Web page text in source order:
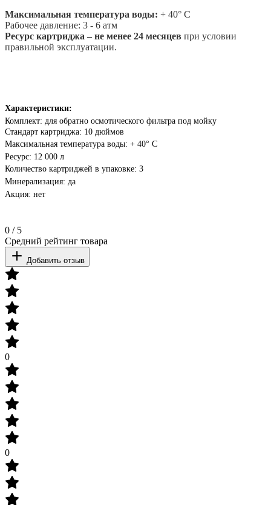
Максимальная температура воды: + 40° С
Рабочее давление: 3 - 6 атм
Ресурс картриджа – не менее 24 месяцев при условии
правильной эксплуатации.
Характеристики:
Комплект: для обратно осмотического фильтра под мойку
Стандарт картриджа: 10 дюймов
Максимальная температура воды: + 40° С
Ресурс: 12 000 л
Количество картриджей в упаковке: 3
Минерализация: да
Акция: нет
0 / 5
Средний рейтинг товара
Добавить отзыв
0
0